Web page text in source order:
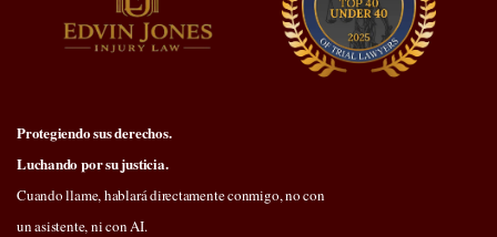
Protegiendo sus derechos.
Luchando por su justicia.
Cuando llame, hablará directamente conmigo, no con
un asistente, ni con AI.